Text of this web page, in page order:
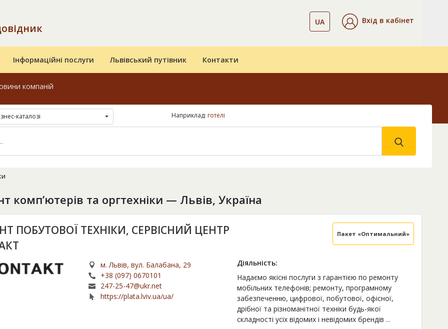
UA Вхід в кабінет
Інформаційні послуги Львівський путівник Контакти
компаній
каталозі Наприклад: готелі
комп’ютерів та оргтехніки — Львів, Україна
ПОБУТОВОЇ ТЕХНІКИ, СЕРВІСНИЙ ЦЕНТР
Пакет «Оптимальний»
м. Львів, вул. Балабана, 29
+38 (097) 0670101
247-25-47@ukr.net
https://plata.lviv.ua/ua/
Діяльність:
Надаємо якісні послуги з гарантією по ремонту
мобільних телефонів; ремонту, програмному
забезпеченню, цифрової, побутової, офісної,
дрібної та різноманітної техніки будь-якої
складності усіх відомих і невідомих брендів ...